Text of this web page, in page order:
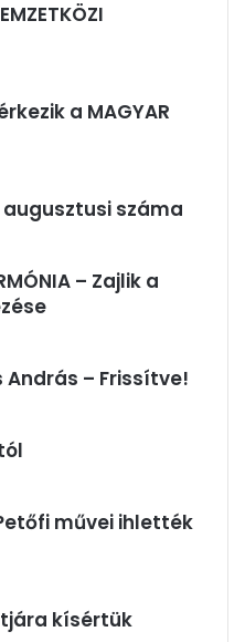
a MAGYAR
augusztusi száma
– Zajlik a
– Frissítve!
művei ihlették
kísértük